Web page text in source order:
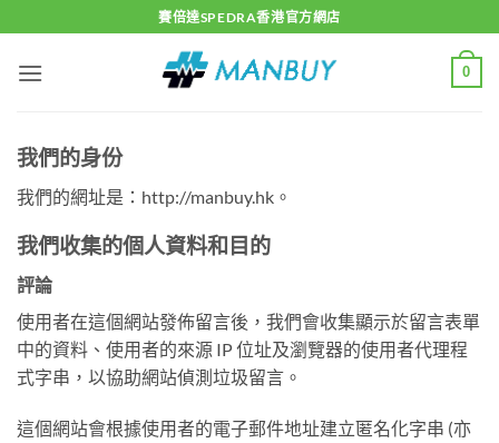
to
content
賽倍達SPEDRA香港官方網店
0
我們的身份
我們的網址是：http://manbuy.hk。
我們收集的個人資料和目的
評論
使用者在這個網站發佈留言後，我們會收集顯示於留言表單
中的資料、使用者的來源 IP 位址及瀏覽器的使用者代理程
式字串，以協助網站偵測垃圾留言。
這個網站會根據使用者的電子郵件地址建立匿名化字串 (亦